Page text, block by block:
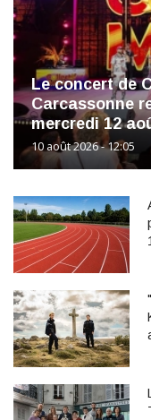
Le concert de
Carcassonne
mercredi 12
10 août 2026 - 12:05